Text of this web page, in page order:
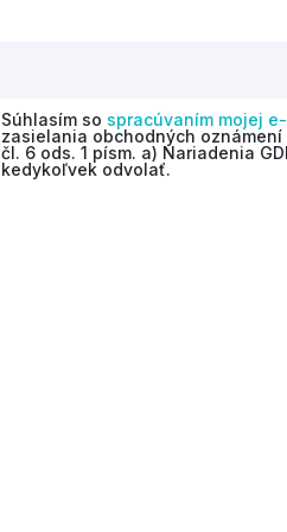
Súhlasím so spracúvaním mojej
zasielania obchodných
čl. 6 ods. 1 písm. a) Nariadenia
kedykoľvek odvolať.